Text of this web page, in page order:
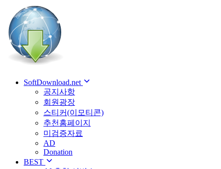
SoftDownload.net
공지사항
회원광장
스티커(이모티콘)
추천홈페이지
미검증자료
AD
Donation
BEST